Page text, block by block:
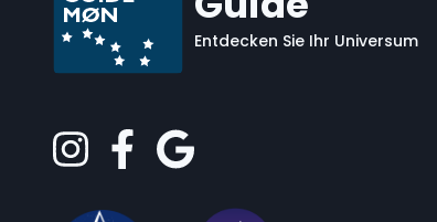
Entdecken Sie Ihr Universum